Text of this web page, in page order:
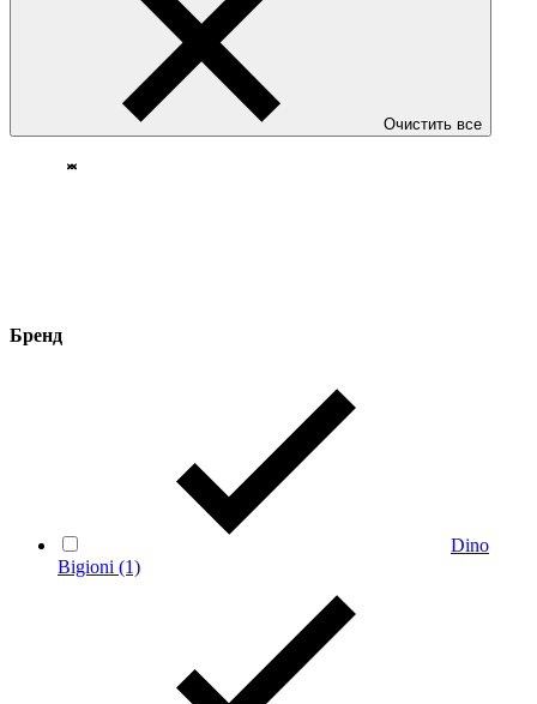
Очистить все
Бренд
Dino
Bigioni (1)